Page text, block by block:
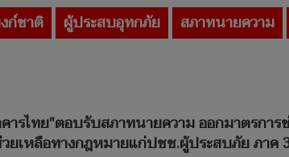
ก์ชาติ ผู้ประสบอุทกภัย สภาทนายความ
รไทย"ตอบรับสภาทนายความ ออกมาตรกา
เหลือทางกฎหมายแก่ปชช.ผู้ประสบภัย ภาค